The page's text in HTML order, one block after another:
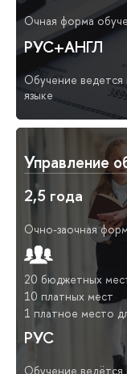
Очная форма
РУС+АНГЛ
Обучение ведется
языке
Управление
2,5 года
Очно-заочная
20 бюджетных
10 платных мест
1 платное место
РУС
Обучение ведётся